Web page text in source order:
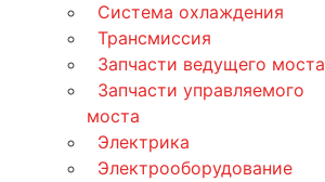
Система охлаждения
Трансмиссия
Запчасти ведущего моста
Запчасти управляемого
моста
Электрика
Электрооборудование